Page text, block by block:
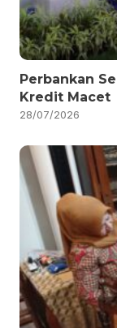
Perbankan
Kredit Macet
28/07/2026